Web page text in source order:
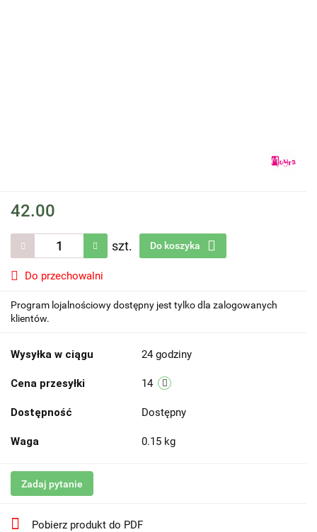
42.00
szt. Do koszyka
Do przechowalni
Program lojalnościowy dostępny jest tylko dla zalogowanych
klientów.
Wysyłka w ciągu 24 godziny
Cena przesyłki 14
Dostępność Dostępny
Waga 0.15 kg
Zadaj pytanie
Pobierz produkt do PDF